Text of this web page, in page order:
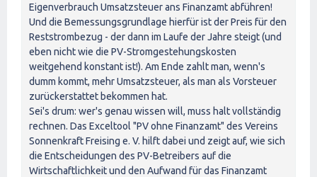
Eigenverbrauch Umsatzsteuer ans Finanzamt abführen!
Und die Bemessungsgrundlage hierfür ist der Preis für den
Reststrombezug - der dann im Laufe der Jahre steigt (und
eben nicht wie die PV-Stromgestehungskosten
weitgehend konstant ist!). Am Ende zahlt man, wenn's
dumm kommt, mehr Umsatzsteuer, als man als Vorsteuer
zurückerstattet bekommen hat.
Sei's drum: wer's genau wissen will, muss halt vollständig
rechnen. Das Exceltool "PV ohne Finanzamt" des Vereins
Sonnenkraft Freising e. V. hilft dabei und zeigt auf, wie sich
die Entscheidungen des PV-Betreibers auf die
Wirtschaftlichkeit und den Aufwand für das Finanzamt